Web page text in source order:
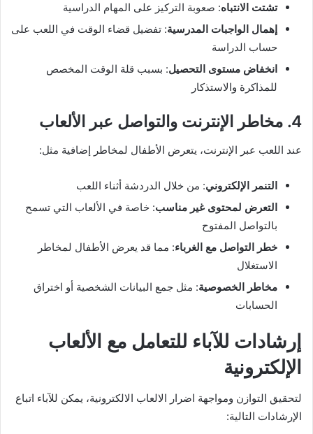
تشتت الانتباه: صعوبة التركيز على المهام الدراسية
إهمال الواجبات المدرسية: تفضيل قضاء الوقت في اللعب على
حساب الدراسة
انخفاض مستوى التحصيل: بسبب قلة الوقت المخصص
للمذاكرة والاستذكار
4. مخاطر الإنترنت والتواصل عبر الألعاب
عند اللعب عبر الإنترنت، يتعرض الأطفال لمخاطر إضافية مثل:
التنمر الإلكتروني: من خلال الدردشة أثناء اللعب
التعرض لمحتوى غير مناسب: خاصة في الألعاب التي تسمح
بالتواصل المفتوح
خطر التواصل مع الغرباء: مما قد يعرض الأطفال لمخاطر
الاستغلال
مخاطر الخصوصية: مثل جمع البيانات الشخصية أو اختراق
الحسابات
إرشادات للآباء للتعامل مع الألعاب
الإلكترونية
لتحقيق التوازن ومواجهة اضرار الالعاب الالكترونية، يمكن للآباء اتباع
الإرشادات التالية: